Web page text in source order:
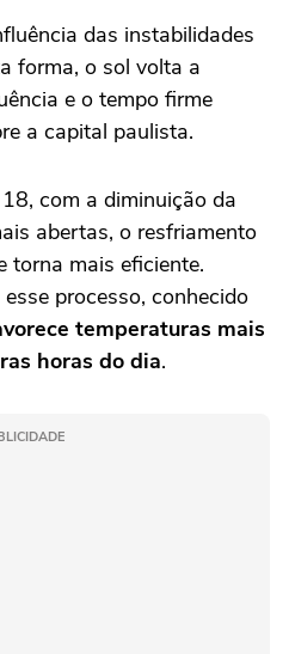
das instabilidades
forma, o sol volta a
e o tempo firme
a capital paulista.
com a diminuição da
abertas, o resfriamento
torna mais eficiente.
processo, conhecido
temperaturas mais
horas do dia.